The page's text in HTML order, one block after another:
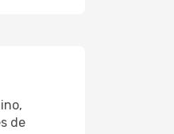
de